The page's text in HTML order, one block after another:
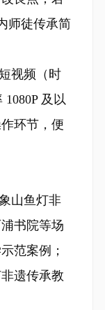
师徒传承简
视频（时
及以
环节，便
山鱼灯非
书院等场
范案例；
遗传承教